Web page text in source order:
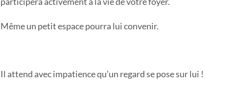
Même un petit espace pourra lui convenir.
Il attend avec impatience qu’un regard se pose sur lui !